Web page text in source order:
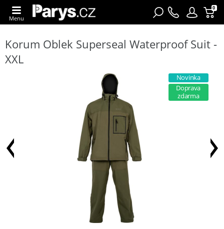
0
Menu
Korum Oblek Superseal Waterproof Suit -
XXL
Novinka
Doprava
zdarma